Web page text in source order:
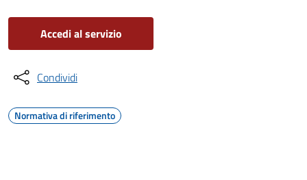
Accedi al servizio
Condividi
Normativa di riferimento